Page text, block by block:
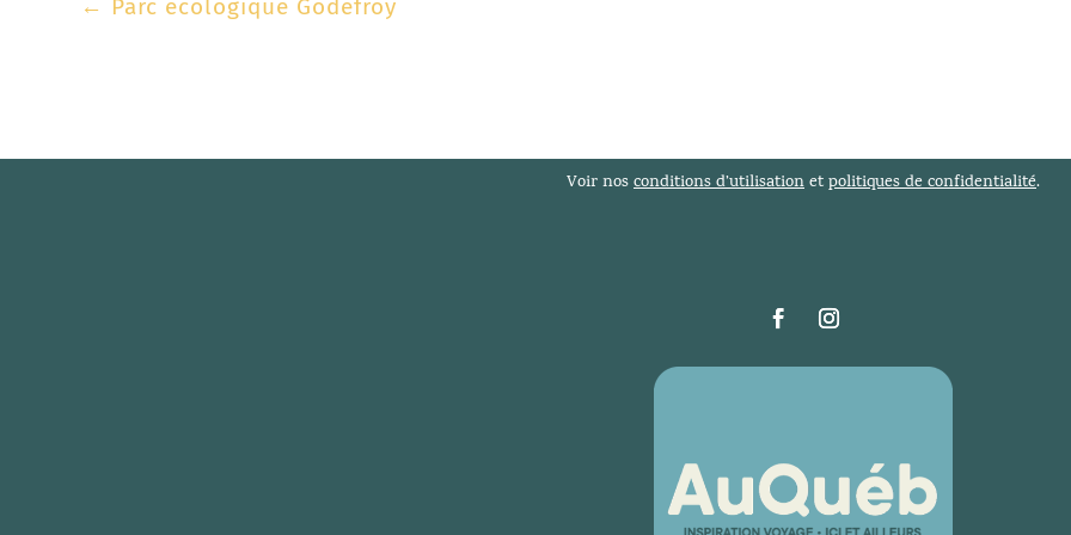
← Parc écologique Godefroy
Voir nosconditions d’utilisationetpolitiques de confidentialité.